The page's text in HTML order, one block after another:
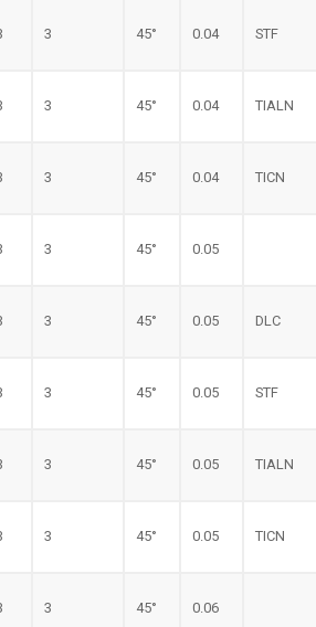
3 45° 0.04 STF
3 45° 0.04 TIALN
3 45° 0.04 TICN
3 45° 0.05
3 45° 0.05 DLC
3 45° 0.05 STF
3 45° 0.05 TIALN
3 45° 0.05 TICN
3 45° 0.06